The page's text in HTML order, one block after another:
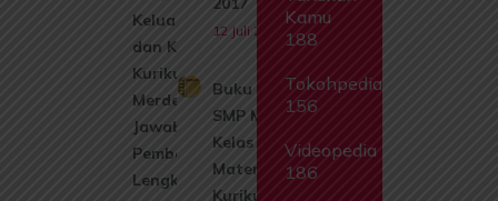
Keluarga,
dan Kerabat
Kurikulum
Merdeka +
Jawaban &
Pembahasan
Lengkap
12 Juli 2026
Buku Siswa
SMP MTs
Kelas 8
Matematika
Kurikulum
Kamu
188
Tokohpedia
156
Videopedia
186